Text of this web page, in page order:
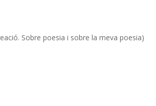
Sobre poesia i sobre la meva poesia)